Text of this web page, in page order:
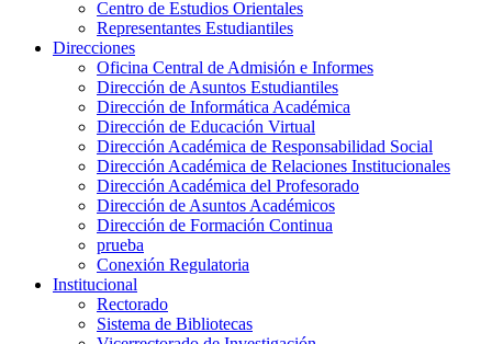
Centro de Estudios Orientales
Representantes Estudiantiles
Direcciones
Oficina Central de Admisión e Informes
Dirección de Asuntos Estudiantiles
Dirección de Informática Académica
Dirección de Educación Virtual
Dirección Académica de Responsabilidad Social
Dirección Académica de Relaciones Institucionales
Dirección Académica del Profesorado
Dirección de Asuntos Académicos
Dirección de Formación Continua
prueba
Conexión Regulatoria
Institucional
Rectorado
Sistema de Bibliotecas